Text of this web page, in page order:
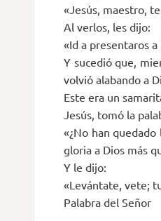
«Jesús, maestro,
Al verlos, les dijo:
«Id a presentaros
Y sucedió que,
volvió alabando a
Este era un
Jesús, tomó la
«¿No han
gloria a Dios más
Y le dijo:
«Levántate, vete;
Palabra del Señor